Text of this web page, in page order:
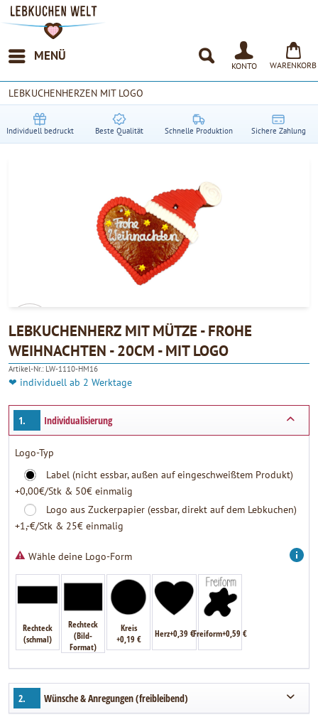
MENÜ
KONTO WARENKORB
LEBKUCHENHERZEN MIT LOGO
4.90
LEBKUCHENHERZ MIT MÜTZE - FROHE
WEIHNACHTEN - 20CM - MIT LOGO
Artikel-Nr.: LW-1110-HM16
❤ individuell ab 2 Werktage
1. Individualisierung
Logo-Typ
Label (nicht essbar, außen auf eingeschweißtem Produkt)
+0,00€/Stk & 50€ einmalig
Logo aus Zuckerpapier (essbar, direkt auf dem Lebkuchen)
+1,-€/Stk & 25€ einmalig
Wähle deine Logo-Form
Rechteck
(schmal)
Rechteck
(Bild-
Format)
Kreis
+0,19 €
Herz+0,39 €Freiform+0,59 €
2. Wünsche & Anregungen (freibleibend)
Individuell bedruckt Beste Qualität Schnelle Produktion Sichere Zahlung